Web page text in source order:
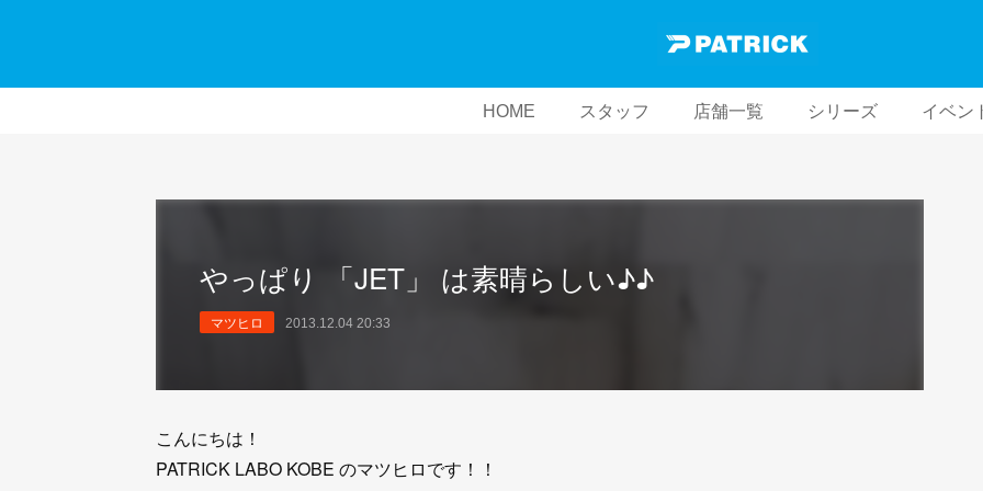
HOME スタッフ 店舗一覧 シリーズ イベン
やっぱり 「JET」 は素晴らしい♪♪
マツヒロ 2013.12.04 20:33
こんにちは！
PATRICK LABO KOBE のマツヒロです！！